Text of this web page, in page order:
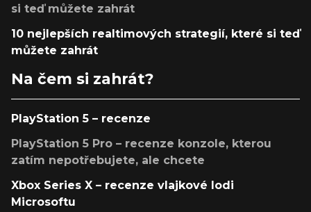
si teď můžete zahrát
10 nejlepších realtimových strategií, které si teď
můžete zahrát
Na čem si zahrát?
PlayStation 5 – recenze
PlayStation 5 Pro – recenze konzole, kterou
zatím nepotřebujete, ale chcete
Xbox Series X – recenze vlajkové lodi
Microsoftu